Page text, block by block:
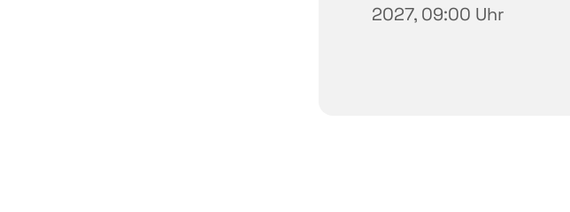
2027, 09:00 Uhr